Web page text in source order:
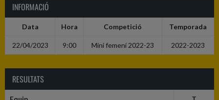
INFORMACIÓ
Data Hora Competició Temporada
22/04/2023 9:00 Mini femení 2022-23 2022-2023
RESULTATS